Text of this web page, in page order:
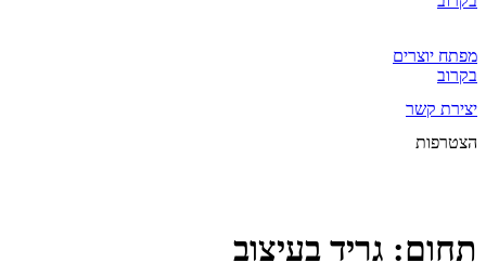
מפתח יוצרים
בקרוב
יצירת קשר
הצטרפות
תחום: גריד בעיצוב